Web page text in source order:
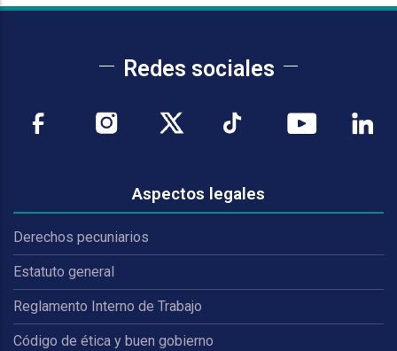
Redes sociales
Aspectos legales
Derechos pecuniarios
Estatuto general
Reglamento Interno de Trabajo
Código de ética y buen gobierno